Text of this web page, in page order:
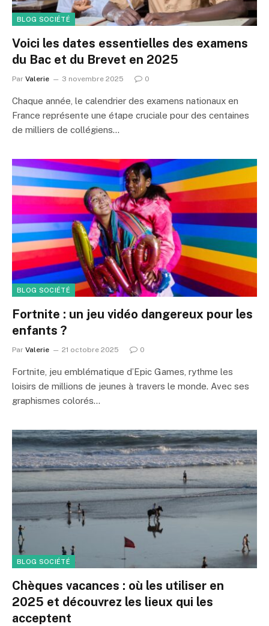
BLOG SOCIÉTÉ
Voici les dates essentielles des examens
du Bac et du Brevet en 2025
Par Valerie 3 novembre 2025 0
Chaque année, le calendrier des examens nationaux en
France représente une étape cruciale pour des centaines
de milliers de collégiens…
BLOG SOCIÉTÉ
Fortnite : un jeu vidéo dangereux pour les
enfants ?
Par Valerie 21 octobre 2025 0
Fortnite, jeu emblématique d’Epic Games, rythme les
loisirs de millions de jeunes à travers le monde. Avec ses
graphismes colorés…
BLOG SOCIÉTÉ
Chèques vacances : où les utiliser en
2025 et découvrez les lieux qui les
acceptent